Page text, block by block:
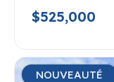
$525,000
NOUVEAUTÉ